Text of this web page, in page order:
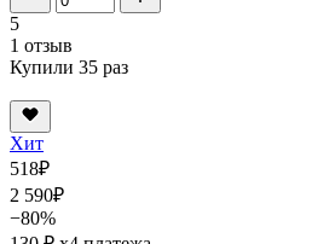
5
1 отзыв
Купили 35 раз
Хит
518₽
2 590₽
−80%